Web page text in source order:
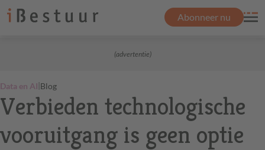
Abonneer nu
(advertentie)
Data en AI|Blog
Verbieden technologische
vooruitgang is geen optie